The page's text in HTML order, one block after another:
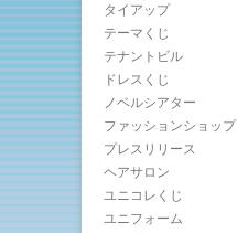
タイアップ
テーマくじ
テナントビル
ドレスくじ
ノベルシアター
ファッションショップ
プレスリリース
ヘアサロン
ユニコレくじ
ユニフォーム